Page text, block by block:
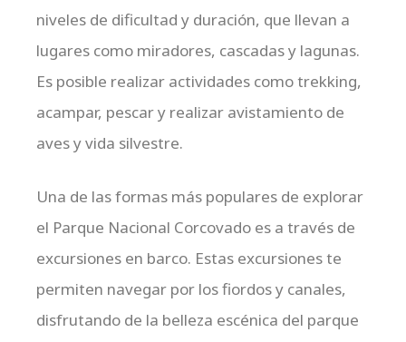
niveles de dificultad y duración, que llevan a
lugares como miradores, cascadas y lagunas.
Es posible realizar actividades como trekking,
acampar, pescar y realizar avistamiento de
aves y vida silvestre.
Una de las formas más populares de explorar
el Parque Nacional Corcovado es a través de
excursiones en barco. Estas excursiones te
permiten navegar por los fiordos y canales,
disfrutando de la belleza escénica del parque